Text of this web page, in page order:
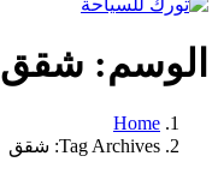
الوسم: شقق
Home
Tag Archives: شقق